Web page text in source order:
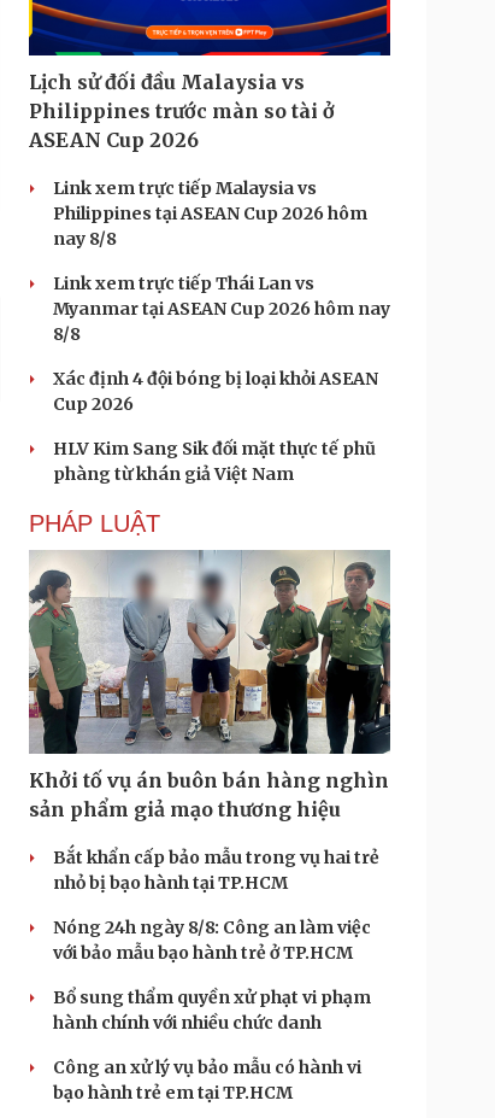
Lịch sử đối đầu Malaysia vs
Philippines trước màn so tài ở
ASEAN Cup 2026
Link xem trực tiếp Malaysia vs
Philippines tại ASEAN Cup 2026 hôm
nay 8/8
Link xem trực tiếp Thái Lan vs
Myanmar tại ASEAN Cup 2026 hôm nay
8/8
Xác định 4 đội bóng bị loại khỏi ASEAN
Cup 2026
HLV Kim Sang Sik đối mặt thực tế phũ
phàng từ khán giả Việt Nam
PHÁP LUẬT
Khởi tố vụ án buôn bán hàng nghìn
sản phẩm giả mạo thương hiệu
Bắt khẩn cấp bảo mẫu trong vụ hai trẻ
nhỏ bị bạo hành tại TP.HCM
Nóng 24h ngày 8/8: Công an làm việc
với bảo mẫu bạo hành trẻ ở TP.HCM
Bổ sung thẩm quyền xử phạt vi phạm
hành chính với nhiều chức danh
Công an xử lý vụ bảo mẫu có hành vi
bạo hành trẻ em tại TP.HCM